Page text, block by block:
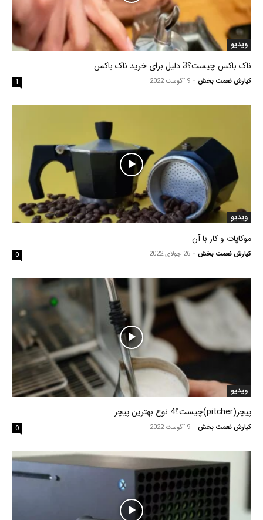
ویدیو
ناک باکس چیست؟3 دلیل برای خرید ناک باکس
کیارش نعمت بخش - 9 آگوست 2022 1
ویدیو
موکاپات و کار با آن
کیارش نعمت بخش - 26 جولای 2022 0
ویدیو
پیچر(pitcher)چیست؟4 نوع بهترین پیچر
کیارش نعمت بخش - 9 آگوست 2022 0